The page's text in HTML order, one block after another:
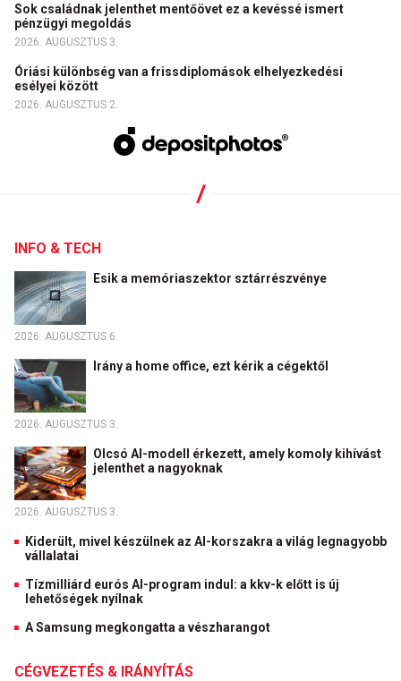
Sok családnak jelenthet mentőövet ez a kevéssé ismert
pénzügyi megoldás
2026. AUGUSZTUS 3.
Óriási különbség van a frissdiplomások elhelyezkedési
esélyei között
2026. AUGUSZTUS 2.
INFO & TECH
Esik a memóriaszektor sztárrészvénye
2026. AUGUSZTUS 6.
Irány a home office, ezt kérik a cégektől
2026. AUGUSZTUS 3.
Olcsó AI-modell érkezett, amely komoly kihívást
jelenthet a nagyoknak
2026. AUGUSZTUS 3.
Kiderült, mivel készülnek az AI-korszakra a világ legnagyobb
vállalatai
Tízmilliárd eurós AI-program indul: a kkv-k előtt is új
lehetőségek nyílnak
A Samsung megkongatta a vészharangot
CÉGVEZETÉS & IRÁNYÍTÁS